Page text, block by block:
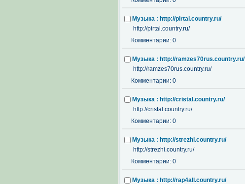
Музыка : http://pirtal.country.ru/
http://pirtal.country.ru/
Комментарии: 0
Музыка : http://ramzes70rus.country.ru/
http://ramzes70rus.country.ru/
Комментарии: 0
Музыка : http://cristal.country.ru/
http://cristal.country.ru/
Комментарии: 0
Музыка : http://strezhi.country.ru/
http://strezhi.country.ru/
Комментарии: 0
Музыка : http://rap4all.country.ru/